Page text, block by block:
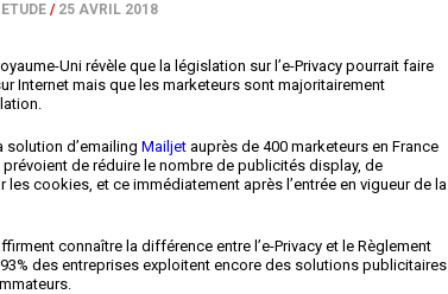
ETUDE / 25 AVRIL 2018
Uni révèle que la législation sur l’e-Privacy pourrait faire
Internet mais que les marketeurs sont majoritairement
solution d’emailing Mailjet auprès de 400 marketeurs en France
prévoient de réduire le nombre de publicités display, de
cookies, et ce immédiatement après l’entrée en vigueur de la
connaître la différence entre l’e-Privacy et le Règlement
des entreprises exploitent encore des solutions publicitaires